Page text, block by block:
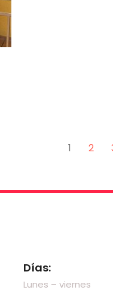
1 2
Días:
Lunes – viernes